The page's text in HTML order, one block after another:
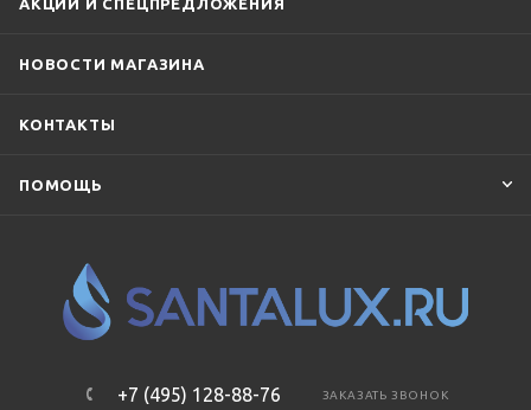
АКЦИИ И СПЕЦПРЕДЛОЖЕНИЯ
НОВОСТИ МАГАЗИНА
КОНТАКТЫ
ПОМОЩЬ
+7 (495) 128-88-76 ЗАКАЗАТЬ ЗВОНОК